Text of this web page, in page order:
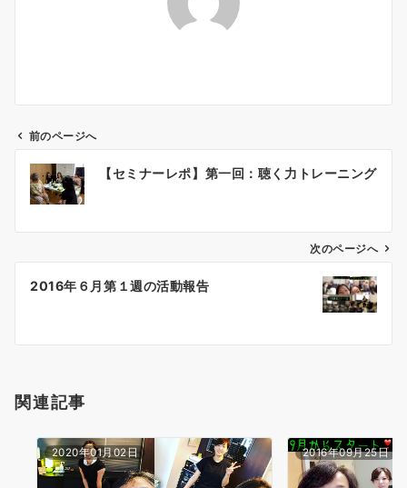
ン
前のページへ
【セミナーレポ】第一回：聴く力トレーニング
次のページへ
2016年６月第１週の活動報告
関連記事
2020年01月02日 2016年09月25日